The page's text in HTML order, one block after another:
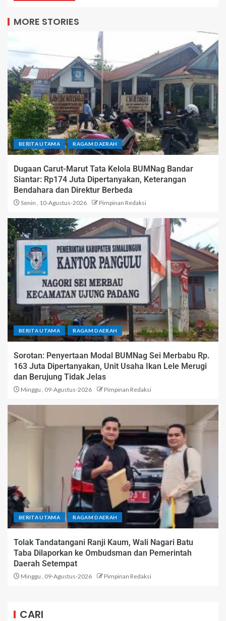
MORE STORIES
BERITA UTAMA RAGAM DAERAH
Dugaan Carut-Marut Tata Kelola BUMNag Bandar
Siantar: Rp174 Juta Dipertanyakan, Keterangan
Bendahara dan Direktur Berbeda
Senin , 10-Agustus-2026 Pimpinan Redaksi
BERITA UTAMA RAGAM DAERAH
Sorotan: Penyertaan Modal BUMNag Sei Merbabu Rp.
163 Juta Dipertanyakan, Unit Usaha Ikan Lele Merugi
dan Berujung Tidak Jelas
Minggu , 09-Agustus-2026 Pimpinan Redaksi
BERITA UTAMA RAGAM DAERAH
Tolak Tandatangani Ranji Kaum, Wali Nagari Batu
Taba Dilaporkan ke Ombudsman dan Pemerintah
Daerah Setempat
Minggu , 09-Agustus-2026 Pimpinan Redaksi
CARI